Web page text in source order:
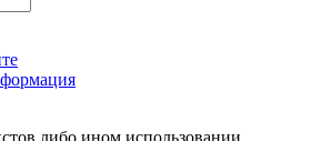
либо ином использовании